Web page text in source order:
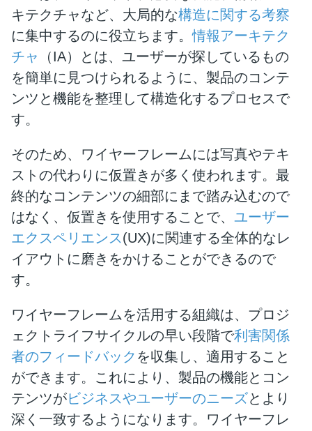
キテクチャなど、大局的な構造に関する考察
に集中するのに役立ちます。情報アーキテク
チャ
（IA）とは、ユーザーが探しているもの
を簡単に見つけられるように、製品のコンテ
ンツと機能を整理して構造化するプロセスで
す。
そのため、ワイヤーフレームには写真やテキ
ストの代わりに仮置きが多く使われます。最
終的なコンテンツの細部にまで踏み込むので
はなく、仮置きを使用することで、 ユーザー
エクスペリエンス(UX)に関連する全体的なレ
イアウトに磨きをかけることができるので
す。
ワイヤーフレームを活用する組織は、プロジ
ェクトライフサイクルの早い段階で利害関係
者のフィードバック を収集し、適用すること
ができます。これにより、製品の機能とコン
テンツがビジネスやユーザーのニーズとより
深く一致するようになります。ワイヤーフレ